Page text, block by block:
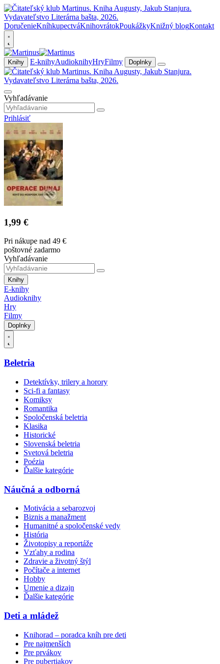
DoručenieKníhkupectváKnihovrátokPoukážkyKnižný blogKontakt
Knihy E-knihyAudioknihyHryFilmy Doplnky
Vyhľadávanie
Prihlásiť
1,99 €
Pri nákupe nad 49 €
poštovné zadarmo
Vyhľadávanie
Knihy
E-knihy
Audioknihy
Hry
Filmy
Doplnky
Beletria
Detektívky, trilery a horory
Sci-fi a fantasy
Komiksy
Romantika
Spoločenská beletria
Klasika
Historické
Slovenská beletria
Svetová beletria
Poézia
Ďalšie kategórie
Náučná a odborná
Motivácia a sebarozvoj
Biznis a manažment
Humanitné a spoločenské vedy
História
Životopisy a reportáže
Vzťahy a rodina
Zdravie a životný štýl
Počítače a internet
Hobby
Umenie a dizajn
Ďalšie kategórie
Deti a mládež
Knihorad – poradca kníh pre deti
Pre najmenších
Pre prvákov
Pre pubertiakov